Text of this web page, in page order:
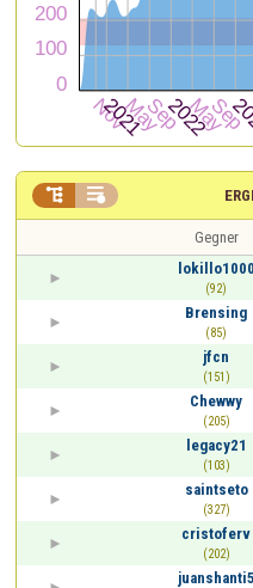
 
Gegner
lokillo1000
(92)
Brensing
(85)
jfcn
(151)
Chewwy
(205)
legacy21
(103)
saintseto
(327)
cristoferv
(202)
juanshanti5